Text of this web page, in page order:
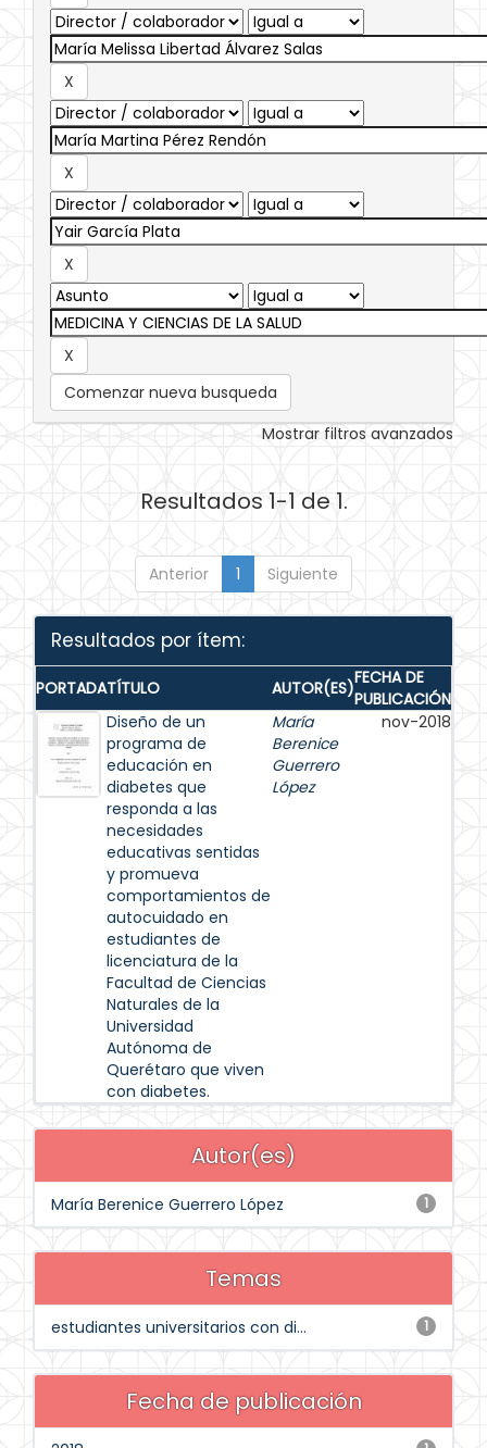
Comenzar nueva busqueda
Mostrar filtros avanzados
Resultados 1-1 de 1.
Anterior 1 Siguiente
Resultados por ítem:
PORTADATÍTULO AUTOR(ES)FECHA DE
PUBLICACIÓN
Diseño de un
programa de
educación en
diabetes que
responda a las
necesidades
educativas sentidas
y promueva
comportamientos de
autocuidado en
estudiantes de
licenciatura de la
Facultad de Ciencias
Naturales de la
Universidad
Autónoma de
Querétaro que viven
con diabetes.
María
Berenice
Guerrero
López
nov-2018
Autor(es)
1
María Berenice Guerrero López
Temas
1
estudiantes universitarios con di...
Fecha de publicación